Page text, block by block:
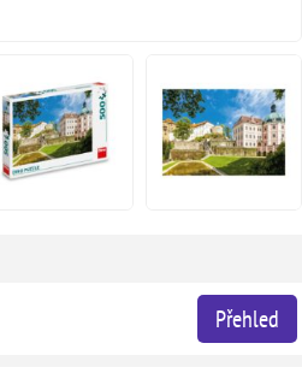
Přehled